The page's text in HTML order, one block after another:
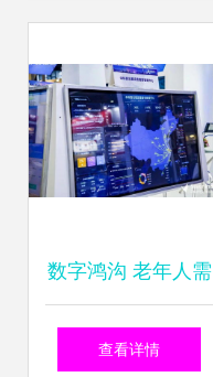
数字鸿沟 老年人需
要的是一部智能手
查看详情